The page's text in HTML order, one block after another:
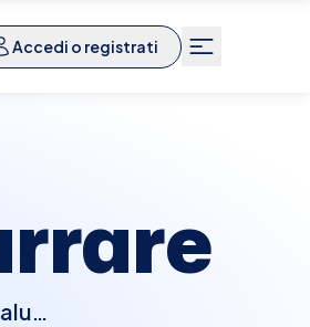
Accedi o registrati